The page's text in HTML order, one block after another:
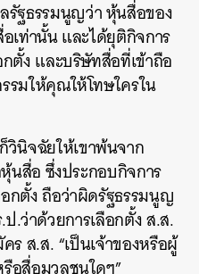
รัฐธรรมนูญว่า หุ้นสื่อของ
เท่านั้น และได้ยุติกิจการ
ตั้ง และบริษัทสื่อที่เข้าถือ
มให้คุณให้โทษใครใน
นิจฉัยให้เขาพ้นจาก
สื่อ ซึ่งประกอบกิจการ
กตั้ง ถือว่าผิดรัฐธรรมนูญ
.ว่าด้วยการเลือกตั้ง ส.ส.
ส.ส. “เป็นเจ้าของหรือผู้